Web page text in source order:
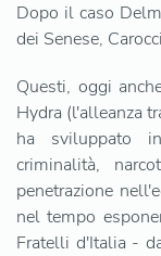
Dopo il caso
dei Senese,
Questi, oggi
Hydra (l'alleanza
ha sviluppato
criminalità,
penetrazione
nel tempo
Fratelli d'Italia -